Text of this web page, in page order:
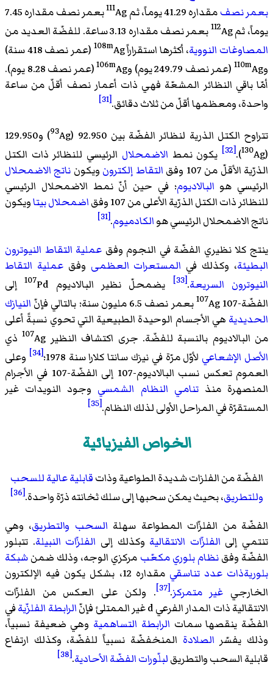
بعمر نصفمقداره 41.29 يوماً، ثم 111
Ag بعمر نصف مقداره 7.45
يوماً، ثم
112Ag بعمر نصف مقداره 3.13 ساعة. للفضّة العديد من
المصاوغات النووية، أكثرها استقراراً 108m
Ag (عمر نصف 418 سنة)
و
110mAg (عمر نصف 249.79 يوم) و 106m
Ag (عمر نصف 8.28 يوم).
أمّا باقي النظائر المشعّة فهي ذات أعمار نصف أقلّ من ساعة
واحدة، ومعظمها أقلّ من ثلاث دقائق.[31]
تتراوح الكتل الذرية لنظائر الفضّة بين 92.950 ( 93
Ag) و129.950
(
130Ag).
[32] يكون نمط الاضمحلال الرئيسي للنظائر ذات الكتل
الذرّية الأقلّ من 107 وفق
التقاط إلكترون ويكون ناتج الاضمحلال
الرئيسي هو البالاديوم؛ في حين أنّ نمط الاضمحلال الرئيسي
للنظائر ذات الكتل الذرّية الأعلى من 107 وفق
اضمحلال بيتاويكون
ناتج الاضمحلال الرئيسي هوالكادميوم.
[31]
ينتج كلا نظيري الفضّة في النجوم وفق عملية التقاط النيوترون
البطيئة، وكذلك في المستعرات العظمى وفقعملية التقاط
النيوترون السريعة.
[33] يضمحلّ نظير البالاديوم 107Pd إلى
الفضّة-107
107Ag بعمر نصف 6.5 مليون سنة؛ بالتالي فإنّ
النيازك
الحديدية هي الأجسام الوحيدة الطبيعية التي تحوي نسبةً أعلى
من البالاديوم بالنسبة للفضّة. جرى اكتشاف النظير
107Ag ذي
الأصل الإشعاعي لأوّل مرّة في نيزك سانتا كلارا سنة 1978؛ [34]
وعلى
العموم تعكس نسب البالاديوم-107 إلى الفضّة-107 في الأجرام
المنصهرة منذتنامي النظام الشمسي وجود النويدات غير
المستقرّة في المراحل الأولى لذلك النظام.[35]
الخواص الفيزيائية
الفضّة من الفلزات شديدة الطواعية وذاتقابلية عالية للسحب
وللتطريق، بحيث يمكن سحبها إلى سلك ثخانته ذرّة واحدة.[36]
الفضّة من الفلزّات المطواعة سهلة السحب والتطريق، وهي
تنتمي إلى الفلزّات الانتقالية وكذلك إلى الفلزّات النبيلة. تتبلور
الفضّة وفقنظام بلوري مكعّب مركزي الوجه، وذلك ضمنشبكة
بلوريةذات عدد تناسقي
مقداره 12، بشكل يكون فيه الإلكترون
الخارجي غير متمركز.
[37]
. ولكن على العكس من الفلزّات
الانتقالية ذات المدار الفرعي d غير الممتلئ فإنّ
الرابطة الفلزّيةفي
الفضّة ينقصها سمات الرابطة التساهمية وهي ضعيفة نسبياً،
وذلك يفسّر الصلادة المنخفضّة نسبياً للفضّة، وكذلك ارتفاع
قابلية السحب والتطريقلبلّورات الفضّة الأحادية.
[38]